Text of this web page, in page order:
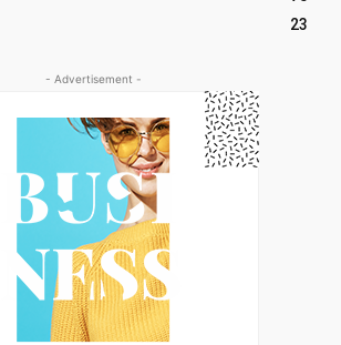
23
- Advertisement -